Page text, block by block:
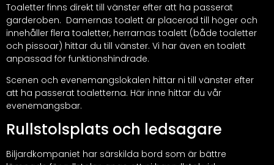
Toaletter finns direkt till vänster efter att ha passerat
garderoben. Damernas toalett är placerad till höger och
innehåller flera toaletter, herrarnas toalett (både toaletter
och pissoar) hittar du till vänster. Vi har även en toalett
anpassad för funktionshindrade.
Scenen och evenemangslokalen hittar ni till vänster efter
att ha passerat toaletterna. Här inne hittar du vår
evenemangsbar.
Rullstolsplats och ledsagare
Biljardkompaniet har särskilda bord som är bättre